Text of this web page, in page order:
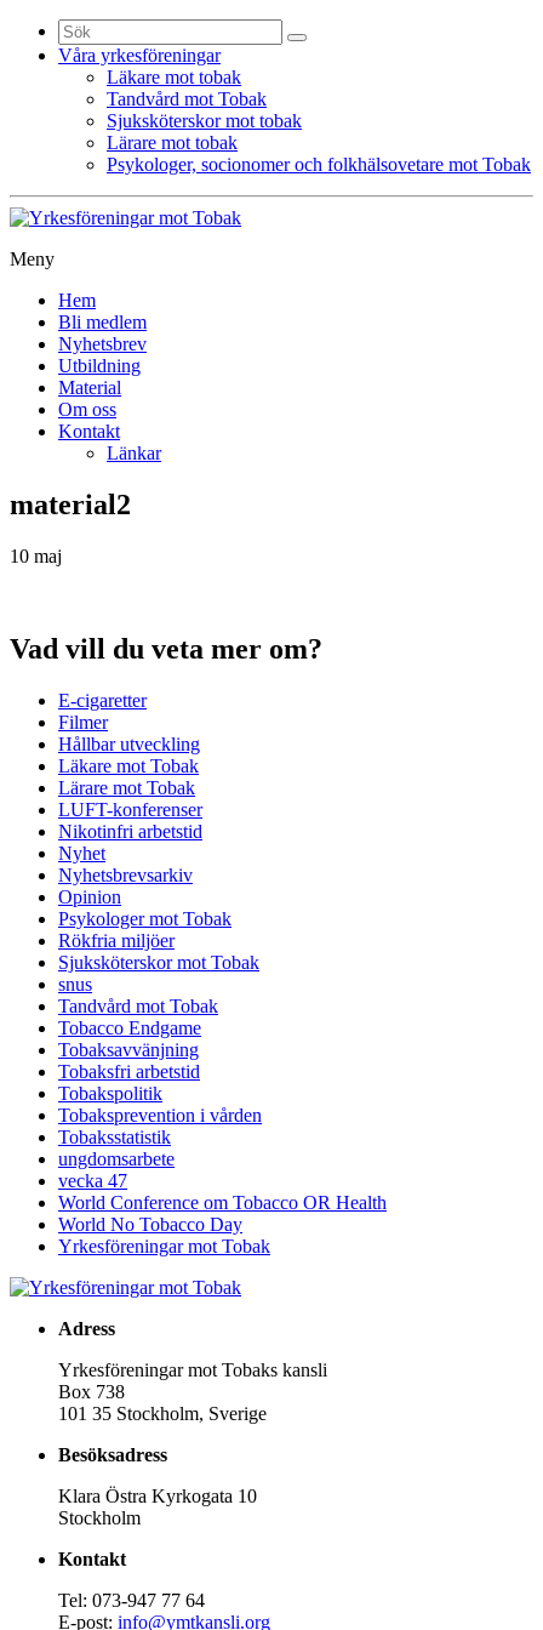
Sök
efter:
Våra yrkesföreningar
Läkare mot tobak
Tandvård mot Tobak
Sjuksköterskor mot tobak
Lärare mot tobak
Psykologer, socionomer och folkhälsovetare mot Tobak
Meny
vidare
innehåll
Hem
Bli medlem
Nyhetsbrev
Utbildning
Material
Om oss
Kontakt
Länkar
material2
10 maj
Vad vill du veta mer om?
E-cigaretter
Filmer
Hållbar utveckling
Läkare mot Tobak
Lärare mot Tobak
LUFT-konferenser
Nikotinfri arbetstid
Nyhet
Nyhetsbrevsarkiv
Opinion
Psykologer mot Tobak
Rökfria miljöer
Sjuksköterskor mot Tobak
snus
Tandvård mot Tobak
Tobacco Endgame
Tobaksavvänjning
Tobaksfri arbetstid
Tobakspolitik
Tobaksprevention i vården
Tobaksstatistik
ungdomsarbete
vecka 47
World Conference om Tobacco OR Health
World No Tobacco Day
Yrkesföreningar mot Tobak
Adress
Yrkesföreningar mot Tobaks kansli
Box 738
101 35 Stockholm, Sverige
Besöksadress
Klara Östra Kyrkogata 10
Stockholm
Kontakt
Tel: 073-947 77 64
E-post: info@ymtkansli.org